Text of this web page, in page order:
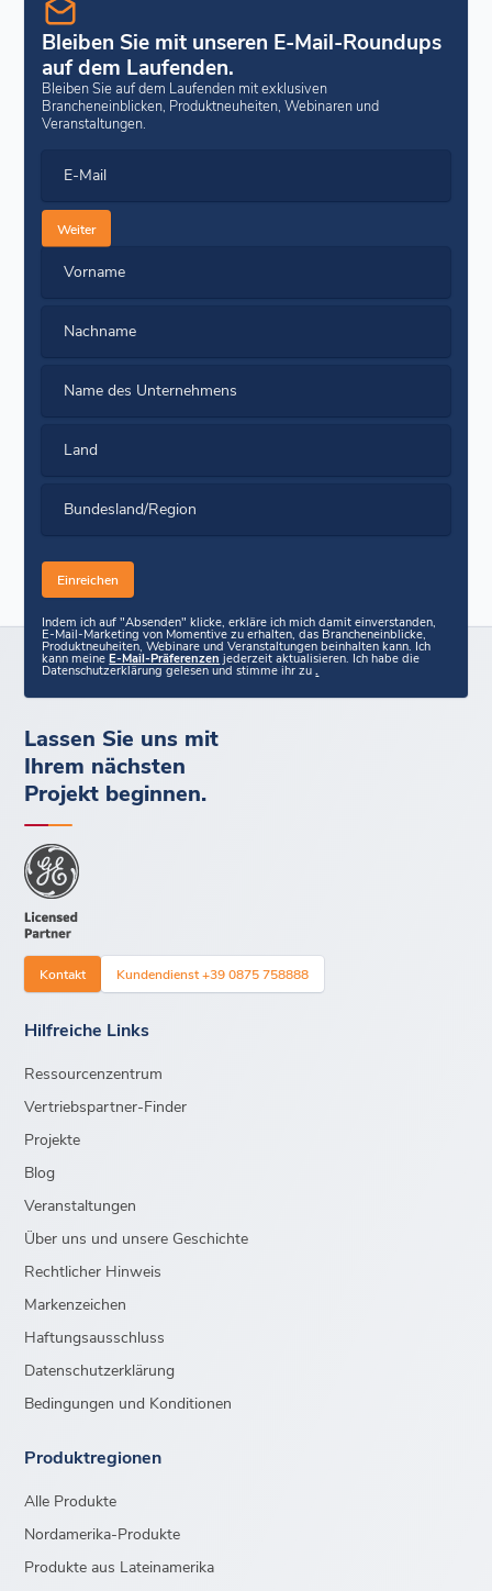
Bleiben Sie mit unseren E-Mail-Roundups
auf dem Laufenden.
Bleiben Sie auf dem Laufenden mit exklusiven
Brancheneinblicken, Produktneuheiten, Webinaren und
Veranstaltungen.
E-Mail
Weiter
Vorname
Nachname
Name des Unternehmens
Land
Bundesland/Region
Indem ich auf "Absenden" klicke, erkläre ich mich damit einverstanden,
E-Mail-Marketing von Momentive zu erhalten, das Brancheneinblicke,
Produktneuheiten, Webinare und Veranstaltungen beinhalten kann. Ich
kann meineE-Mail-Präferenzen jederzeit aktualisieren. Ich habe die
Datenschutzerklärung gelesen und stimme ihr zu .
Lassen Sie uns mit
Ihrem nächsten
Projekt beginnen.
Kontakt Kundendienst +39 0875 758888
Hilfreiche Links
Ressourcenzentrum
Vertriebspartner-Finder
Projekte
Blog
Veranstaltungen
Über uns und unsere Geschichte
Rechtlicher Hinweis
Markenzeichen
Haftungsausschluss
Datenschutzerklärung
Bedingungen und Konditionen
Produktregionen
Alle Produkte
Nordamerika-Produkte
Produkte aus Lateinamerika